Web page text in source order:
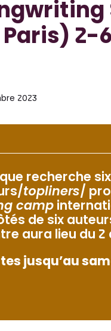
2-
2023
recherche six
topliners/
camp
de six
aura lieu du 2
jusqu’au